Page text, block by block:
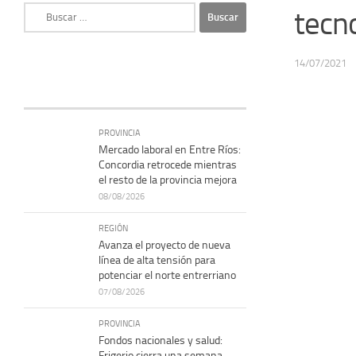
14/07/2021
PROVINCIA
Mercado laboral en Entre Ríos:
Concordia retrocede mientras
el resto de la provincia mejora
08/08/2026
REGIÓN
Avanza el proyecto de nueva
línea de alta tensión para
potenciar el norte entrerriano
07/08/2026
PROVINCIA
Fondos nacionales y salud: